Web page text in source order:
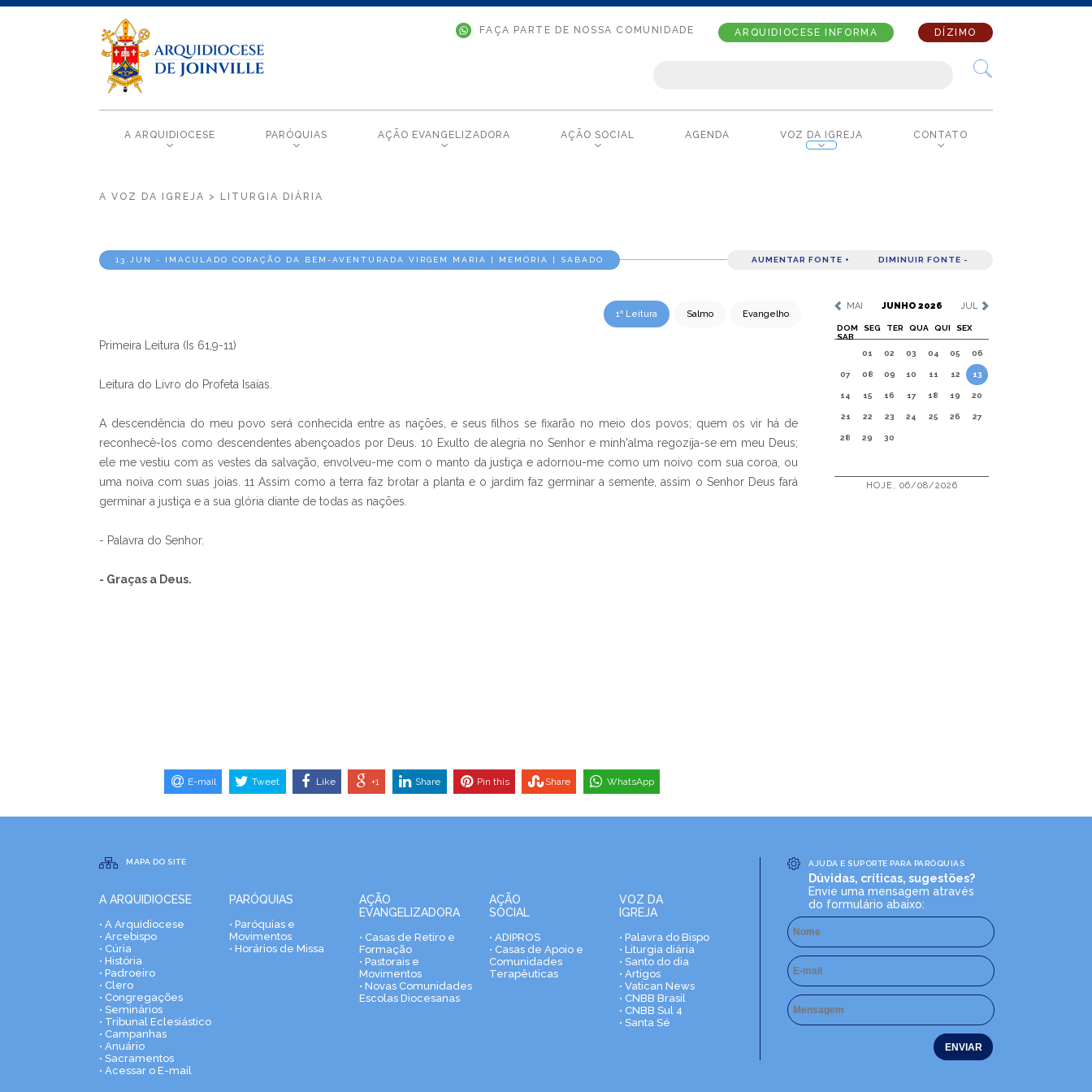
DÍZIMO
ARQUIDIOCESE INFORMA
FAÇA PARTE DE NOSSA COMUNIDADE
A ARQUIDIOCESE PARÓQUIAS AÇÃO EVANGELIZADORA AÇÃO SOCIAL AGENDA VOZ DA IGREJA CONTATO
A VOZ DA IGREJA > LITURGIA DIÁRIA
13.JUN - IMACULADO CORAÇÃO DA BEM-AVENTURADA VIRGEM MARIA | MEMÓRIA | SÁBADO AUMENTAR FONTE + DIMINUIR FONTE -
MAI JUNHO 2026 JUL
DOM SEG TER QUA QUI
SEX
SAB
01
02 03 04 05 06
07 08 09 10 11 12 13
14 15 16 17 18 19 20
21 22 23 24 25 26 27
28 29 30
HOJE, 06/08/2026
1ª Leitura Salmo Evangelho
Primeira Leitura (Is 61,9-11)
Leitura do Livro do Profeta Isaías.
A descendência do meu povo será conhecida entre as nações, e seus filhos se fixarão no meio dos povos; quem os vir há de
reconhecê-los como descendentes abençoados por Deus. 10 Exulto de alegria no Senhor e minh'alma regozija-se em meu Deus;
ele me vestiu com as vestes da salvação, envolveu-me com o manto da justiça e adornou-me como um noivo com sua coroa, ou
uma noiva com suas joias. 11 Assim como a terra faz brotar a planta e o jardim faz germinar a semente, assim o Senhor Deus fará
germinar a justiça e a sua glória diante de todas as nações.
- Palavra do Senhor.
- Graças a Deus.
E-mail Tweet Like +1 Share Pin this Share WhatsApp
MAPA DO SITE
A ARQUIDIOCESE
• A Arquidiocese
• Arcebispo
• Cúria
• História
• Padroeiro
• Clero
• Congregações
• Seminários
• Tribunal Eclesiástico
• Campanhas
• Anuário
• Sacramentos
• Acessar o E-mail
PARÓQUIAS
• Paróquias e
Movimentos
• Horários de Missa
AÇÃO
EVANGELIZADORA
• Casas de Retiro e
Formação
• Pastorais e
Movimentos
• Novas Comunidades
Escolas Diocesanas
AÇÃO
SOCIAL
• ADIPROS
• Casas de Apoio e
Comunidades
Terapêuticas
VOZ DA
IGREJA
• Palavra do Bispo
• Liturgia diária
• Santo do dia
• Artigos
• Vatican News
• CNBB Brasil
• CNBB Sul 4
• Santa Sé
AJUDA E SUPORTE PARA PARÓQUIAS
Dúvidas, críticas, sugestões?
Envie uma mensagem através
do formulário abaixo: